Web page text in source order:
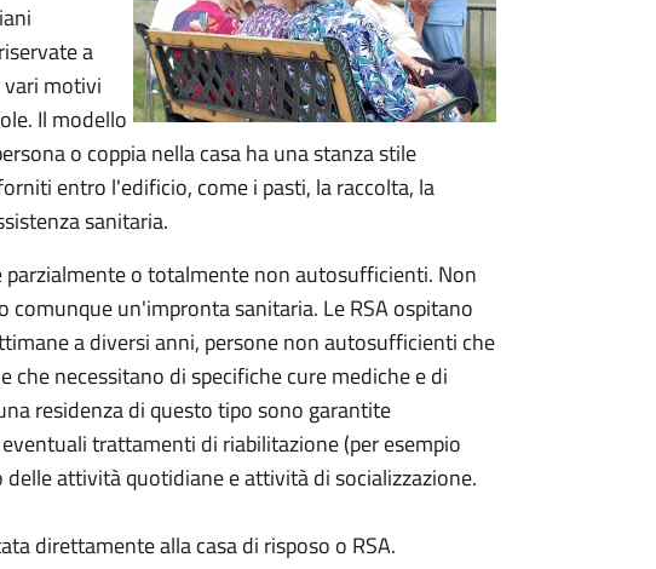
a
vari motivi
Il modello
o coppia nella casa ha una stanza stile
entro l'edificio, come i pasti, la raccolta, la
sanitaria.
parzialmente o totalmente non autosufficienti. Non
un'impronta sanitaria. Le RSA ospitano
a diversi anni, persone non autosufficienti che
che necessitano di specifiche cure mediche e di
residenza di questo tipo sono garantite
trattamenti di riabilitazione (per esempio
attività quotidiane e attività di socializzazione.
direttamente alla casa di risposo o RSA.